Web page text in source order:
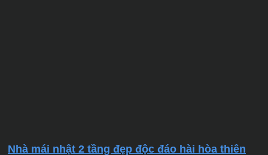
Nhà mái nhật 2 tầng đẹp độc đáo hài hòa thiên